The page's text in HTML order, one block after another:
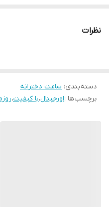
مقاومت در برابر آب
رنگ صفحه تصویر صورتی
نظرات
دسته‌بندی: ساعت دخترانه
برچسب‌ها :اورجینال،با کیفیت،